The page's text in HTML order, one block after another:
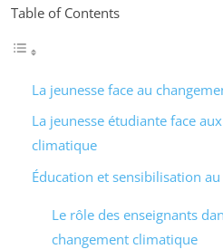
Table of Contents
La jeunesse face au
La jeunesse étudiante face
climatique
Éducation et sensibilisation
Le rôle des enseignants
changement climatique